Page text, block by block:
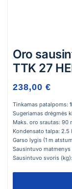
Oro
TTK 27
238,00 €
Tinkamas patalpoms:
Sugeriamas drėgmės
Maks. oro srautas: 90
Kondensato talpa: 2.5 l
Garso lygis (1 m
Sausintuvo
Sausintuvo svoris